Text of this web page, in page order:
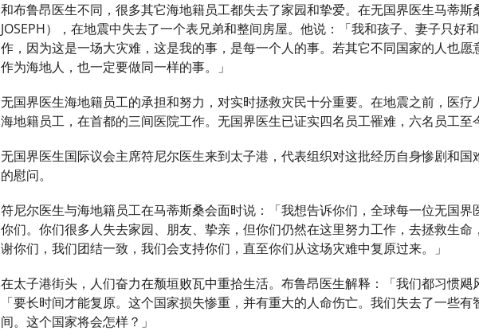
和布鲁昂医生不同，很多其它海地籍员工都失去了家园和挚爱。在无国界医生马蒂
JOSEPH），在地震中失去了一个表兄弟和整间房屋。他说：「我和孩子、妻子只好
作，因为这是一场大灾难，这是我的事，是每一个人的事。若其它不同国家的人也
作为海地人，也一定要做同一样的事。」
无国界医生海地籍员工的承担和努力，对实时拯救灾民十分重要。在地震之前，医
海地籍员工，在首都的三间医院工作。无国界医生已证实四名员工罹难，六名员工至
无国界医生国际议会主席符尼尔医生来到太子港，代表组织对这批经历自身惨剧和
的慰问。
符尼尔医生与海地籍员工在马蒂斯桑会面时说：「我想告诉你们，全球每一位无国
你们。你们很多人失去家园、朋友、挚亲，但你们仍然在这里努力工作，去拯救生
谢你们，我们团结一致，我们会支持你们，直至你们从这场灾难中复原过来。」
在太子港街头，人们奋力在颓垣败瓦中重拾生活。布鲁昂医生解释：「我们都习惯
「要长时间才能复原。这个国家损失惨重，并有重大的人命伤亡。我们失去了一些
间。这个国家将会怎样？」